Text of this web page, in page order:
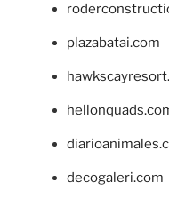
plazabatai.com
decogaleri.com